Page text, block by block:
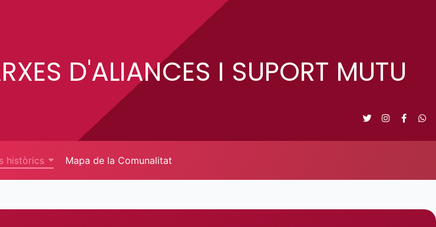
D'ALIANCES I SUPORT MUTU
històrics Mapa de la Comunalitat